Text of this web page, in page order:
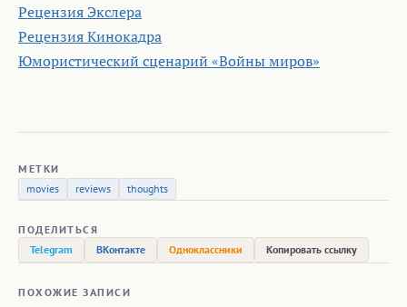
Рецензия Экслера
Рецензия Кинокадра
Юмористический сценарий «Войны миров»
МЕТКИ
movies
reviews thoughts
ПОДЕЛИТЬСЯ
Telegram
ВКонтакте Одноклассники Копировать ссылку
ПОХОЖИЕ ЗАПИСИ